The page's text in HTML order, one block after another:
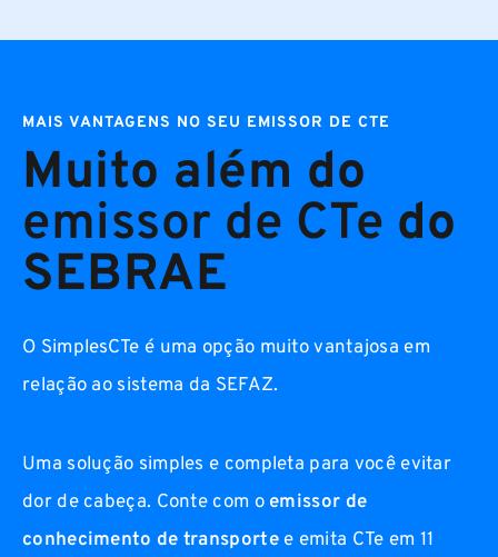
MAIS VANTAGENS NO SEU EMISSOR DE CTE
Muito além do
emissor de CTe do
SEBRAE
O SimplesCTe é uma opção muito vantajosa em
relação ao sistema da SEFAZ.
Uma solução simples e completa para você evitar
dor de cabeça. Conte com oemissor de
conhecimento de transportee emita CTe em 11